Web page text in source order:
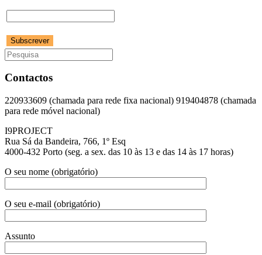
Contactos
220933609 (chamada para rede fixa nacional) 919404878 (chamada
para rede móvel nacional)
I9PROJECT
Rua Sá da Bandeira, 766, 1º Esq
4000-432 Porto (seg. a sex. das 10 às 13 e das 14 às 17 horas)
O seu nome (obrigatório)
O seu e-mail (obrigatório)
Assunto